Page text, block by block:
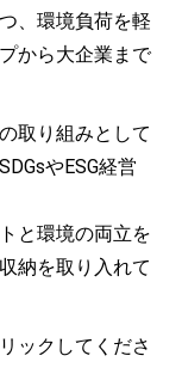
、環境負荷を軽
から大企業まで
取り組みとして
やESG経営
と環境の両立を
納を取り入れて
ックしてくださ